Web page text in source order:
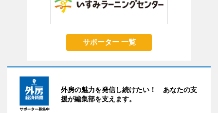
サポーター 一覧
外房の魅力を発信し続けたい！ あなたの支
援が編集部を支えます。